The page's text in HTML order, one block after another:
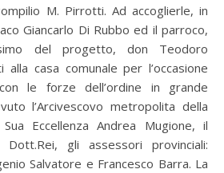
M. Pirrotti. Ad accoglierle, in
Giancarlo Di Rubbo ed il parroco,
del progetto, don Teodoro
alla casa comunale per l’occasione
le forze dell’ordine in grande
l’Arcivescovo metropolita della
Eccellenza Andrea Mugione, il
gli assessori provinciali:
Salvatore e Francesco Barra. La